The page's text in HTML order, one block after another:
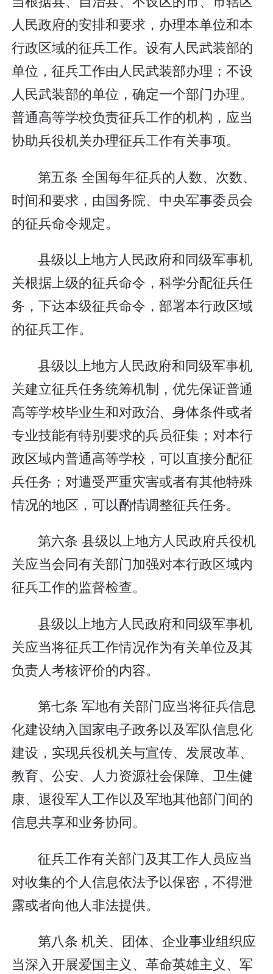
人民政府的安排和要求，办理本单位和本
行政区域的征兵工作。设有人民武装部的
单位，征兵工作由人民武装部办理；不设
人民武装部的单位，确定一个部门办理。
普通高等学校负责征兵工作的机构，应当
协助兵役机关办理征兵工作有关事项。
第五条 全国每年征兵的人数、次数、
时间和要求，由国务院、中央军事委员会
的征兵命令规定。
县级以上地方人民政府和同级军事机
关根据上级的征兵命令，科学分配征兵任
务，下达本级征兵命令，部署本行政区域
的征兵工作。
县级以上地方人民政府和同级军事机
关建立征兵任务统筹机制，优先保证普通
高等学校毕业生和对政治、身体条件或者
专业技能有特别要求的兵员征集；对本行
政区域内普通高等学校，可以直接分配征
兵任务；对遭受严重灾害或者有其他特殊
情况的地区，可以酌情调整征兵任务。
第六条 县级以上地方人民政府兵役机
关应当会同有关部门加强对本行政区域内
征兵工作的监督检查。
县级以上地方人民政府和同级军事机
关应当将征兵工作情况作为有关单位及其
负责人考核评价的内容。
第七条 军地有关部门应当将征兵信息
化建设纳入国家电子政务以及军队信息化
建设，实现兵役机关与宣传、发展改革、
教育、公安、人力资源社会保障、卫生健
康、退役军人工作以及军地其他部门间的
信息共享和业务协同。
征兵工作有关部门及其工作人员应当
对收集的个人信息依法予以保密，不得泄
露或者向他人非法提供。
第八条 机关、团体、企业事业组织应
当深入开展爱国主义、革命英雄主义、军